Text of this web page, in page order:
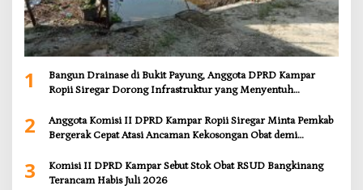
1
Bangun Drainase di Bukit Payung, Anggota DPRD Kampar
Ropii Siregar Dorong Infrastruktur yang Menyentuh
2
Anggota Komisi II DPRD Kampar Ropii Siregar Minta Pemkab
Bergerak Cepat Atasi Ancaman Kekosongan Obat demi
3
Komisi II DPRD Kampar Sebut Stok Obat RSUD Bangkinang
Terancam Habis Juli 2026